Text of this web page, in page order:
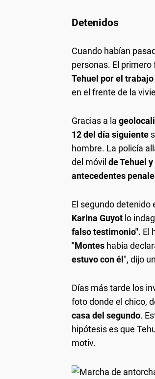
Detenidos
Cuando habían
personas. El primero
Tehuel por el
en el frente de la
Gracias a la
12 del día siguiente
hombre. La policía
del móvil de Tehuel
antecedentes
El segundo detenido
Karina Guyot lo
falso testimonio". El
"Montes había
estuvo con él ", dijo
Días más tarde los
foto donde el chico,
casa del segundo.
hipótesis es que
motiv.